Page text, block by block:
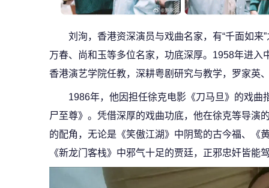
刘洵，香港资深演员与戏曲名家，有“千面如
万春、尚和玉等多位名家，功底深厚。1958年进
香港演艺学院任教，深耕粤剧研究与教学，罗家英
1986年，他因担任徐克电影《刀马旦》的戏曲
尸至尊》。凭借深厚的戏曲功底，他在徐克等导演
的配角，无论是《笑傲江湖》中阴鸷的古今福、《
《新龙门客栈》中邪气十足的贾廷，正邪忠奸皆能